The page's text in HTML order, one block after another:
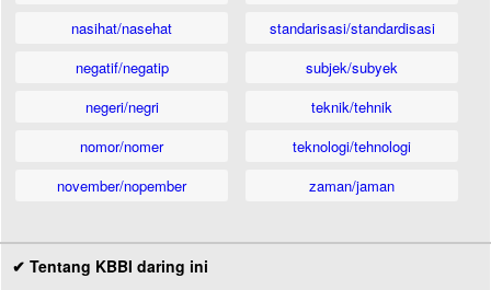
nasihat/nasehat
negatif/negatip
negeri/negri
nomor/nomer
november/nopember
standarisasi/standardisasi
subjek/subyek
teknik/tehnik
teknologi/tehnologi
zaman/jaman
✔ Tentang KBBI daring ini